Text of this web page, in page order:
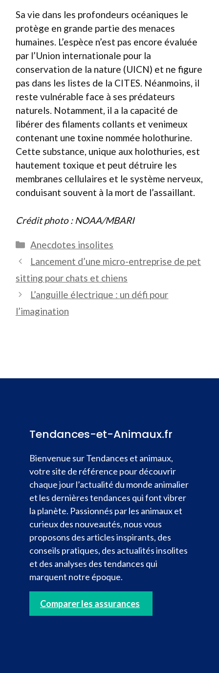
Sa vie dans les profondeurs océaniques le
protège en grande partie des menaces
humaines. L’espèce n’est pas encore évaluée
par l’Union internationale pour la
conservation de la nature (UICN) et ne figure
pas dans les listes de la CITES. Néanmoins, il
reste vulnérable face à ses prédateurs
naturels. Notamment, il a la capacité de
libérer des filaments collants et venimeux
contenant une toxine nommée holothurine.
Cette substance, unique aux holothuries, est
hautement toxique et peut détruire les
membranes cellulaires et le système nerveux,
conduisant souvent à la mort de l’assaillant.
Crédit photo : NOAA/MBARI
Catégories
Anecdotes insolites
Lancement d’une micro-entreprise de pet
sitting pour chats et chiens
L’anguille électrique : un défi pour
l’imagination
Tendances-et-Animaux.fr
Bienvenue sur Tendances et animaux,
votre site de référence pour découvrir
chaque jour l’actualité du monde animalier
et les dernières tendances qui font vibrer
la planète. Passionnés par les animaux et
curieux des nouveautés, nous vous
proposons des articles inspirants, des
conseils pratiques, des actualités insolites
et des analyses des tendances qui
marquent notre époque.
Comparer les assurances